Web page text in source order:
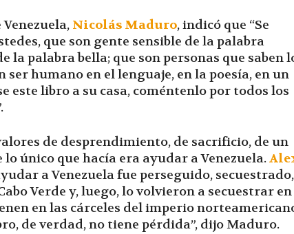
Nicolás Maduro, indicó que “Se
que son gente sensible de la palabra
la palabra bella; que son personas que saben
ser humano en el lenguaje, en la poesía, en un
este libro a su casa, coméntenlo por todos los
de desprendimiento, de sacrificio, de un
único que hacía era ayudar a Venezuela.
a Venezuela fue perseguido, secuestrado,
Verde y, luego, lo volvieron a secuestrar en
en las cárceles del imperio
de verdad, no tiene pérdida”, dijo Maduro.